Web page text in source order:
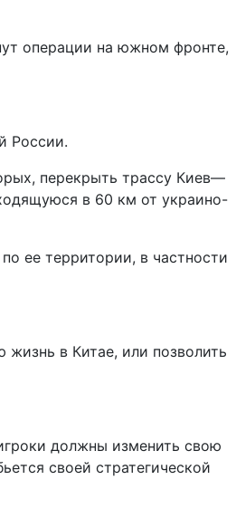
операции на южном фронте,
России.
перекрыть трассу Киев—
в 60 км от украино-
ее территории, в частности
в Китае, или позволить
должны изменить свою
своей стратегической